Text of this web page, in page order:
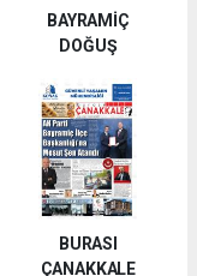
BAYRAMİÇ
DOĞUŞ
BURASI
ÇANAKKALE